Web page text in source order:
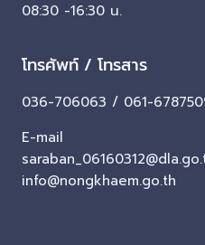
08:30 -16:30 น.
โทรศัพท์ / โทรสาร
036-706063 / 061-
E-mail
info@nongkhaem.go.th